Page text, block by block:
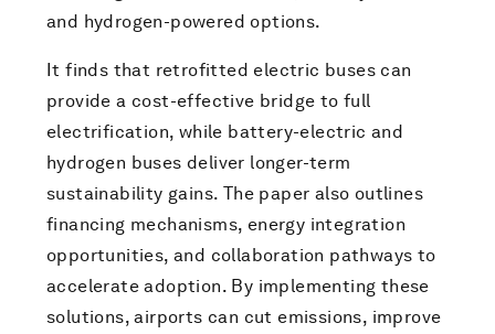
and hydrogen-powered options.
It finds that retrofitted electric buses can
provide a cost-effective bridge to full
electrification, while battery-electric and
hydrogen buses deliver longer-term
sustainability gains. The paper also outlines
financing mechanisms, energy integration
opportunities, and collaboration pathways to
accelerate adoption. By implementing these
solutions, airports can cut emissions, improve